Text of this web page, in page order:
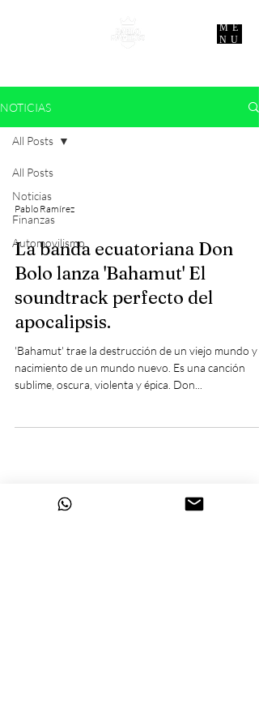
ME
NU
NOTICIAS
All Posts
Noticias
Finanzas
Automovilismo
All Posts
Pablo Ramírez
La banda ecuatoriana Don
Bolo lanza 'Bahamut' El
soundtrack perfecto del
apocalipsis.
'Bahamut' trae la destrucción de un viejo mundo y
nacimiento de un mundo nuevo. Es una canción
sublime, oscura, violenta y épica. Don...